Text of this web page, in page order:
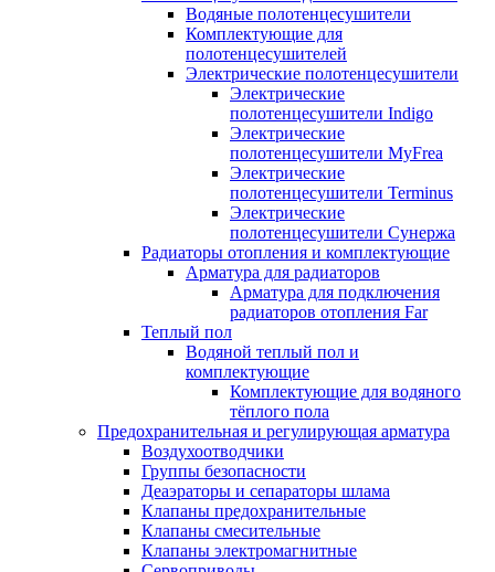
Водяные полотенцесушители
Комплектующие для
полотенцесушителей
Электрические полотенцесушители
Электрические
полотенцесушители Indigo
Электрические
полотенцесушители MyFrea
Электрические
полотенцесушители Terminus
Электрические
полотенцесушители Сунержа
Радиаторы отопления и комплектующие
Арматура для радиаторов
Арматура для подключения
радиаторов отопления Far
Теплый пол
Водяной теплый пол и
комплектующие
Комплектующие для водяного
тёплого пола
Предохранительная и регулирующая арматура
Воздухоотводчики
Группы безопасности
Деаэраторы и сепараторы шлама
Клапаны предохранительные
Клапаны смесительные
Клапаны электромагнитные